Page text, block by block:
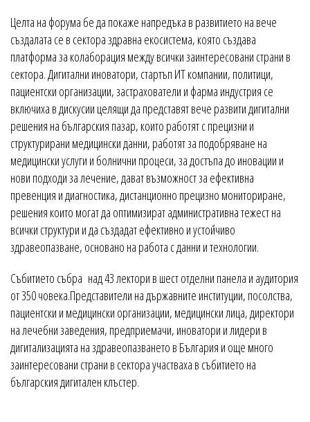
Целта на форума бе да покаже напредъка в развитието на вече
създалата се в сектора здравна екосистема, която създава
платформа за колаборация между всички заинтересовани страни в
сектора. Дигитални иноватори, стартъп ИТ компании, политици,
пациентски организации, застрахователи и фарма индустрия се
включиха в дискусии целящи да представят вече развити дигитални
решения на българския пазар, които работят с прецизни и
структурирани медицински данни, работят за подобряване на
медицински услуги и болнични процеси, за достъпа до иновации и
нови подходи за лечение, дават възможност за ефективна
превенция и диагностика, дистанционно прецизно мониториране,
решения които могат да оптимизират административна тежест на
всички структури и да създадат ефективно и устойчиво
здравеопазване, основано на работа с данни и технологии.
Събитието събра над 43 лектори в шест отделни панела и аудитория
от 350 човека.Представители на държавните институции, посолства,
пациентски и медицински организации, медицински лица, директори
на лечебни заведения, предприемачи, иноватори и лидери в
дигитализацията на здравеопазването в България и още много
заинтересовани страни в сектора участваха в събитието на
българския дигитален клъстер.